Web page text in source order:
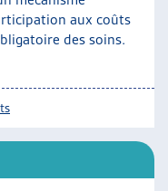
aux coûts
des soins.